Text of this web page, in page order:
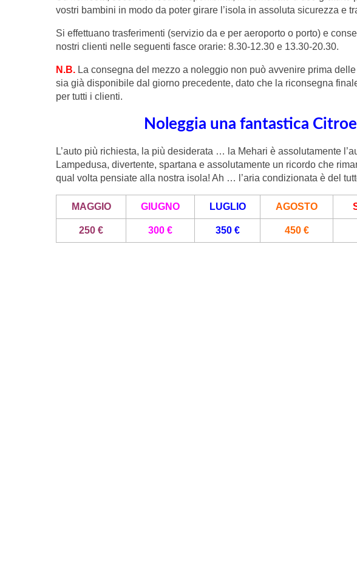
vostri bambini in modo da poter girare l’isola in assoluta sicurezza e
Si effettuano trasferimenti (servizio da e per aeroporto o porto) e
nostri clienti nelle seguenti fasce orarie: 8.30-12.30 e 13.30-20.30.
N.B. La consegna del mezzo a noleggio non può avvenire prima
sia già disponibile dal giorno precedente, dato che la riconsegna
per tutti i clienti.
Noleggia una fantastica
L’auto più richiesta, la più desiderata … la Mehari è assolutamente
Lampedusa, divertente, spartana e assolutamente un ricordo che
qual volta pensiate alla nostra isola! Ah … l’aria condizionata è del
MAGGIO GIUGNO LUGLIO AGOSTO
250 € 300 € 350 € 450 €